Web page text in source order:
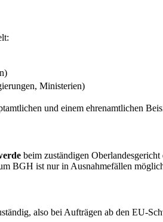
Ministerien)
und einem ehrenamtlichen
beim zuständigen
BGH ist nur in Ausnahmefällen
also bei Aufträgen ab den EU-